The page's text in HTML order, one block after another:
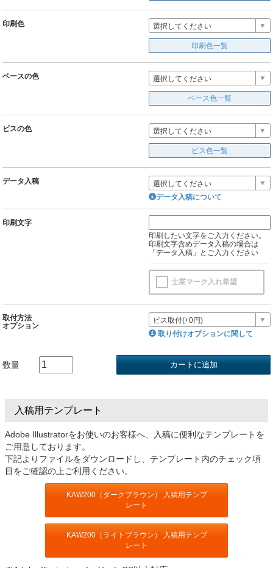
印刷色 選択してください
印刷色一覧
ベースの色 選択してください
ベース色一覧
ビスの色 選択してください
ビス色一覧
データ入稿
選択してください
データ入稿について
印刷文字
印刷したい文字をご入力ください。
印刷文字含めデータ入稿の場合は
「データ入稿」とご入力ください
士業マーク入れ希望
取付方法
オプション
ビス取付(+0円)
取り付けオプションに関して
数量
入稿用テンプレート
Adobe Illustratorをお使いのお客様へ、入稿に便利なテンプレートを
ご用意しております。
下記よりファイルをダウンロードし、テンプレート内のチェック項
目をご確認の上ご利用ください。
KAW200（ダークブラウン） 入稿用テンプ
レート
KAW200（ライトブラウン） 入稿用テンプ
レート